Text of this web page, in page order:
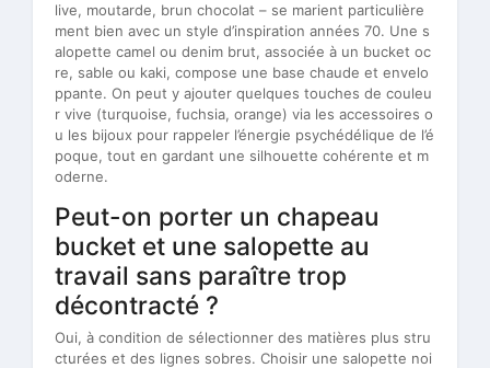
live, moutarde, brun chocolat – se marient particulière
ment bien avec un style d’inspiration années 70. Une s
alopette camel ou denim brut, associée à un bucket oc
re, sable ou kaki, compose une base chaude et envelo
ppante. On peut y ajouter quelques touches de couleu
r vive (turquoise, fuchsia, orange) via les accessoires o
u les bijoux pour rappeler l’énergie psychédélique de l’é
poque, tout en gardant une silhouette cohérente et m
oderne.
Peut-on porter un chapeau
bucket et une salopette au
travail sans paraître trop
décontracté ?
Oui, à condition de sélectionner des matières plus stru
cturées et des lignes sobres. Choisir une salopette noi